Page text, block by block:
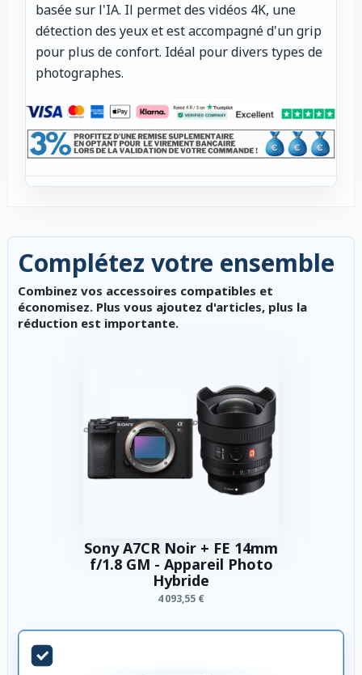
basée sur l'IA. Il permet des vidéos 4K, une
détection des yeux et est accompagné d'un grip
pour plus de confort. Idéal pour divers types de
photographes.
Complétez votre ensemble
Combinez vos accessoires compatibles et
économisez. Plus vous ajoutez d'articles, plus la
réduction est importante.
Sony A7CR Noir + FE 14mm
f/1.8 GM - Appareil Photo
Hybride
4 093,55 €